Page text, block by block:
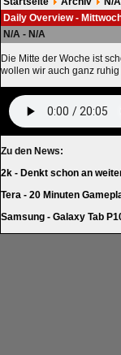
Daily Overview -
N/A - N/A
Die Mitte der Woche ist
wollen wir auch ganz
Zu den News:
2k - Denkt schon an
Tera - 20 Minuten
Samsung - Galaxy Tab